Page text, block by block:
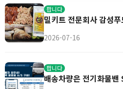
팝니다
밀키트 전문회사 감성
2026-07-16
팝니다
배송차량은 전기화물